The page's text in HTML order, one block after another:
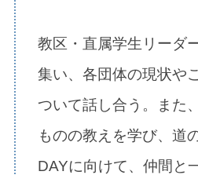
教区・直属学生リーダ
集い、各団体の現状や
ついて話し合う。また、
ものの教えを学び、道
DAYに向けて、仲間と